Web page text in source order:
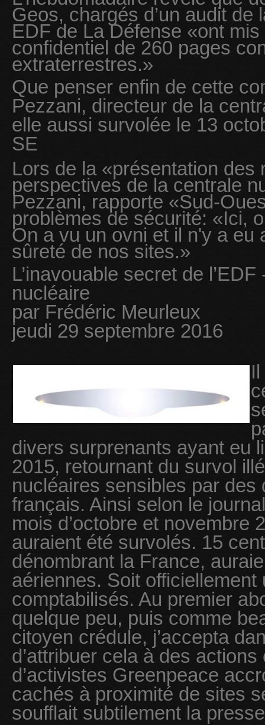
Geos, chargés d’un audit de
EDF de La Défense «ont
confidentiel de 260 pages
extraterrestres.»
Que penser enfin de cette
Pezzani, directeur de la
elle aussi survolée le 13
SE
Lors de la «présentation des
perspectives de la centrale
Pezzani, rapporte «Sud-
problèmes de sécurité: «Ici,
On a vu un ovni et il n'y a eu
sûreté de nos sites.»
L’inavouable secret de
nucléaire
par Frédéric Meurleux
jeudi 29 septembre 2016
divers surprenants ayant eu
2015, retournant du survol
nucléaires sensibles par des
français. Ainsi selon le
mois d’octobre et novembre
auraient été survolés. 15
dénombrant la France,
aériennes. Soit
comptabilisés. Au premier
quelque peu, puis comme
citoyen crédule, j’accepta
d’attribuer cela à des
d’activistes Greenpeace
cachés à proximité de sites
soufflait subtilement la